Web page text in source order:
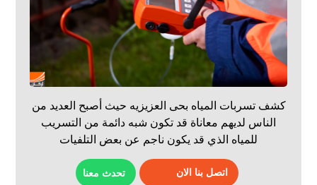
كشف تسربات المياه بحى العزيزيه حيث أصبح العديد من
الناس لديهم معاناة قد تكون شبه دائمة من التسريب
للمياه الذي قد يكون ناجم عن بعض التلفيات
اتصل بنا الان تحدث معنا